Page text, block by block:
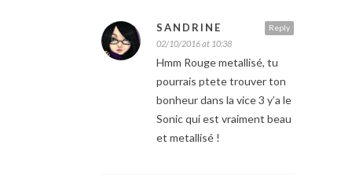
Reply
SANDRINE
02/10/2016 at 10:38
Hmm Rouge metallisé, tu
pourrais ptete trouver ton
bonheur dans la vice 3 y’a le
Sonic qui est vraiment beau
et metallisé !